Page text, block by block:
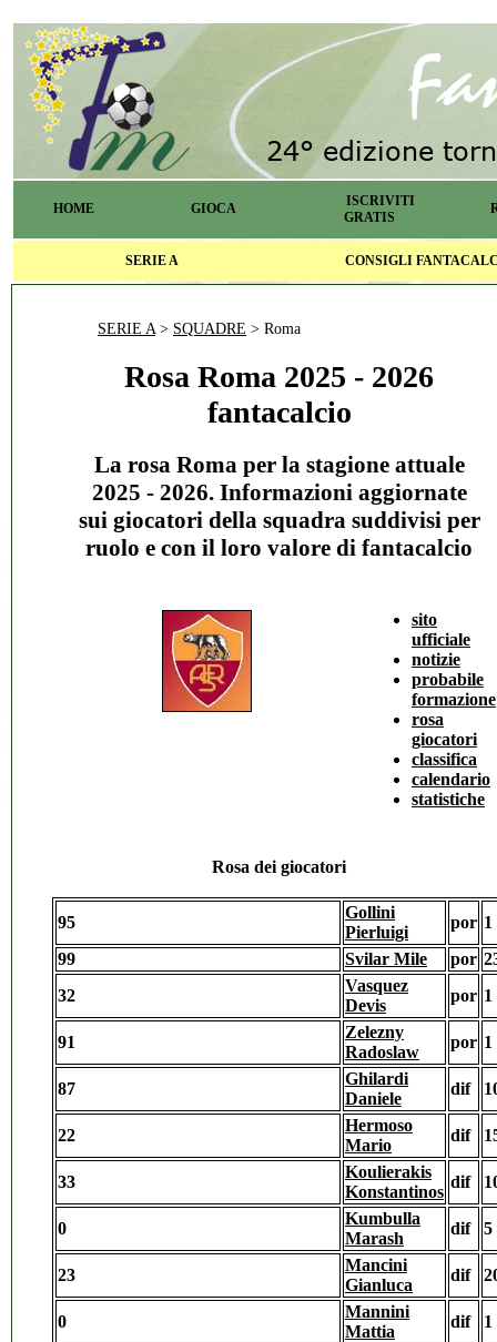
HOME GIOCA
ISCRIVITI
GRATIS
SERIE A CONSIGLI
SERIE A> SQUADRE > Roma
Rosa Roma 2025 - 2026
fantacalcio
La rosa Roma per la stagione attuale
2025 - 2026. Informazioni aggiornate
sui giocatori della squadra suddivisi per
ruolo e con il loro valore di fantacalcio
sito
ufficiale
notizie
probabile
formazione
rosa
giocatori
classifica
calendario
statistiche
Rosa dei giocatori
95
Gollini
Pierluigi
por 1
99
Svilar Mile por
32
Vasquez
Devis
por 1
91
Zelezny
Radoslaw
por 1
87
Ghilardi
Daniele
dif
22
Hermoso
Mario
dif
33
Koulierakis
Konstantinos
dif
0
Kumbulla
Marash
dif 5
23
Mancini
Gianluca
dif
0
Mannini
Mattia
dif 1